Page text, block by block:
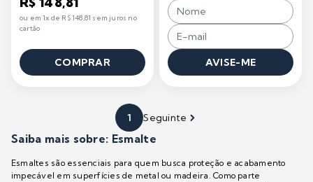
ou em 1x de R$ 148,81 sem juros no
cartão
COMPRAR AVISE-ME
Saiba mais sobre: Esmalte
Esmaltes são essenciais para quem busca proteção e acabamento
impecável em superfícies de metal ou madeira. Como parte
1 Seguinte